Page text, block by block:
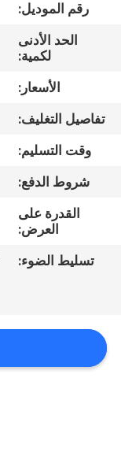
جولة
المعمل
مراقبة
الجودة
اتصل
خريطة
رقم الموديل:
الحد الأدنى
لكمية:
الأسعار:
تفاصيل التغليف:
وقت التسليم:
شروط الدفع:
القدرة على
العرض:
تسليط الضوء: